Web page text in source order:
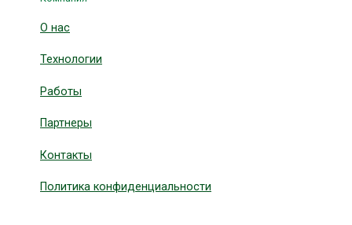
О нас
Технологии
Работы
Партнеры
Контакты
Политика конфиденциальности